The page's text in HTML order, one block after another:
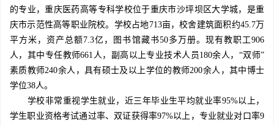
的专业，重庆医药高等专科学校位于重庆市沙坪坝区大学城，是重
庆市示范性高等职业院校。学校占地713亩，校舍建筑面积约45.7万
平方米，资产总额7.3亿，图书馆藏书50多万册。现有教职工906
人，其中专任教师661人，副高以上专业技术人员180余人，“双师”
素质教师240余人，具有硕士及以上学位的教师200余人，其中博士
学位38人。
学校非常重视学生就业，近三年毕业生平均就业率95%以上，
学生职业资格考试通过率、双证获得率97%以上，专业就业对口率9